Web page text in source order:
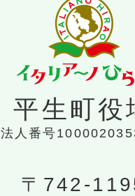
平生町役
法人番号
〒742-